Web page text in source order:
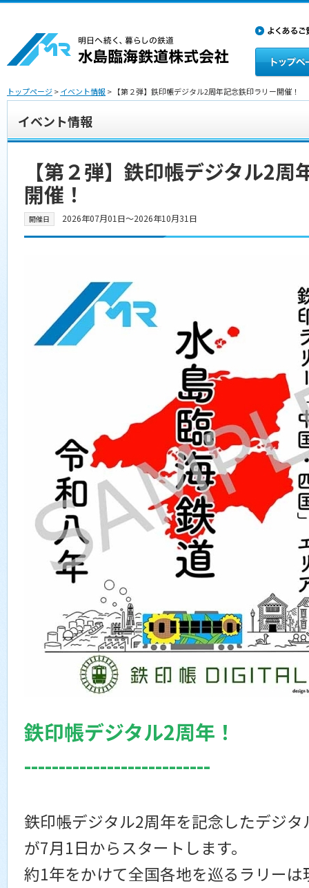
トップページ>イベント情報> 【第２弾】鉄印帳デジタル2周年記念鉄印ラリー開催！
イベント情報
【第２弾】鉄印帳デジタル2
開催！
開催日 2026年07月01日〜2026年10月31日
鉄印帳デジタル2周年！
---------------------------
鉄印帳デジタル2周年を記念したデジ
が7月1日からスタートします。
約1年をかけて全国各地を巡るラリー